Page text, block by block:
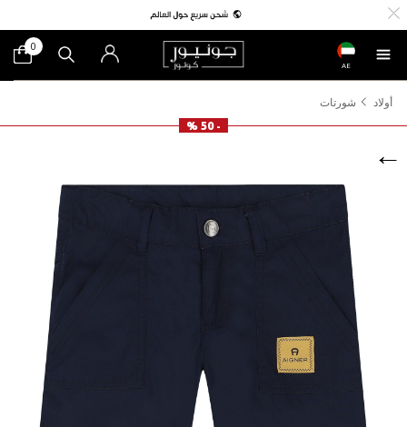
AE
0
أولاد
شورتات
- 50 %